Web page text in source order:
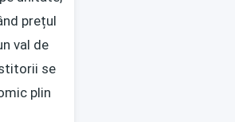
prețul
val de
se
plin